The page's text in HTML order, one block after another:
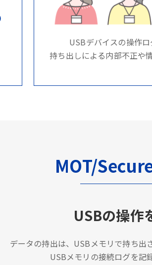
USBデバイスの操作
持ち出しによる内部不正や
MOT/
USBの操作
データの持出は、USBメモリで持ち出
USBメモリの接続ログを記